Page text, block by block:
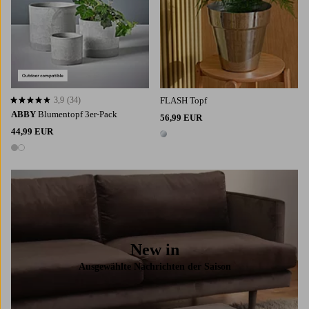
ABBY Blumentopf 3er-Pack
44,99 EUR
2 Farben
3,9 basierend auf 34 Bewertungen
3,9 (34)
FLASH Topf
56,99 EUR
1 Farbe
New in
Ausgewählte Nachrichten der Saison